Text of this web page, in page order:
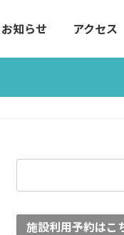
お知らせ アクセス
施設利用予約はこ